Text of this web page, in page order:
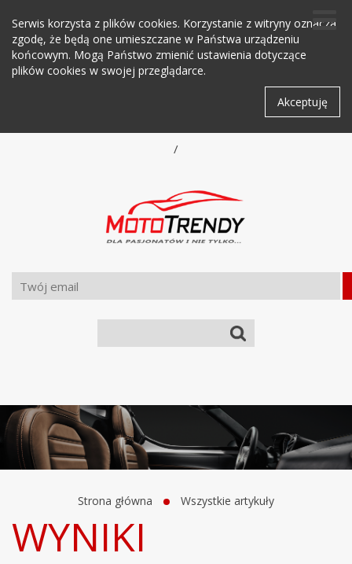
Serwis korzysta z plików cookies. Korzystanie z witryny oznacza
zgodę, że będą one umieszczane w Państwa urządzeniu
końcowym. Mogą Państwo zmienić ustawienia dotyczące
plików cookies w swojej przeglądarce.
Akceptuję
/
Strona główna Wszystkie artykuły
WYNIKI